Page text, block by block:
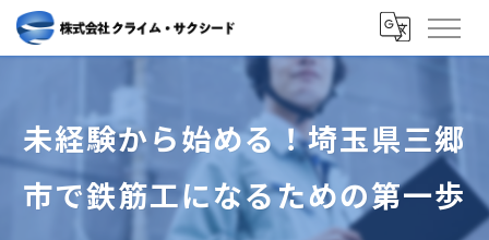
未経験から始める！埼玉県三郷
市で鉄筋工になるための第一歩